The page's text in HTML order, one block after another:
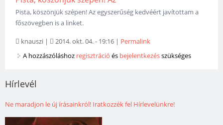
Pista, köszönjük szépen! Az egyszerűség kedvéért javítottam a
főszövegben is a linket.
knauszi | 2014. okt. 04. - 19:16 | Permalink
A hozzászóláshoz regisztráció és bejelentkezésszükséges
Hírlevél
Ne maradjon le új írásainkról! Iratkozzék fel Hírlevelünkre!